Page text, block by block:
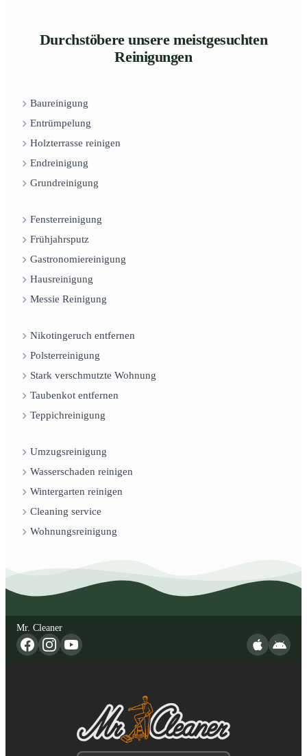
Durchstöbere unsere meistgesuchten
Reinigungen
Baureinigung
Entrümpelung
Holzterrasse reinigen
Endreinigung
Grundreinigung
Fensterreinigung
Frühjahrsputz
Gastronomiereinigung
Hausreinigung
Messie Reinigung
Nikotingeruch entfernen
Polsterreinigung
Stark verschmutzte Wohnung
Taubenkot entfernen
Teppichreinigung
Umzugsreinigung
Wasserschaden reinigen
Wintergarten reinigen
Cleaning service
Wohnungsreinigung
Mr. Cleaner